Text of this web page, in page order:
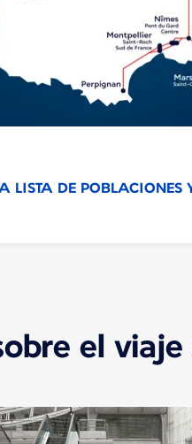
LISTA DE POBLACIONES
el